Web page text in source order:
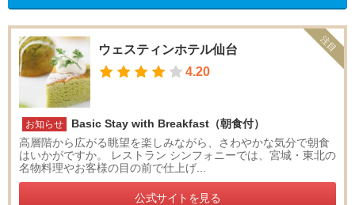
ウェスティンホテル仙台
4.20
お知らせ
Basic Stay with Breakfast（朝食付）
高層階から広がる眺望を楽しみながら、さわやかな気分で朝食
はいかがですか。 レストラン シンフォニーでは、宮城・東北の
名物料理やお客様の目の前で仕上げ...
公式サイトを見る
注目